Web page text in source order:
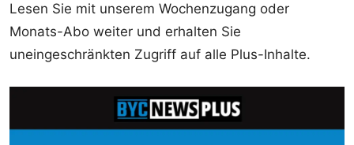
Lesen Sie mit unserem Wochenzugang oder
Monats-Abo weiter und erhalten Sie
uneingeschränkten Zugriff auf alle Plus-Inhalte.